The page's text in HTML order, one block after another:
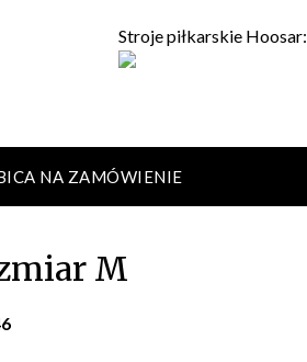
Stroje piłkarskie Hoosar:
NA ZAMÓWIENIE
M
Current